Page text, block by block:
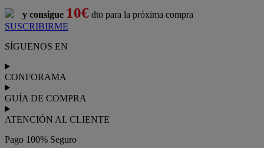
y consigue 10€ dto para la próxima compra
SUSCRIBIRME
SÍGUENOS EN
CONFORAMA
GUÍA DE COMPRA
ATENCIÓN AL CLIENTE
Pago 100% Seguro